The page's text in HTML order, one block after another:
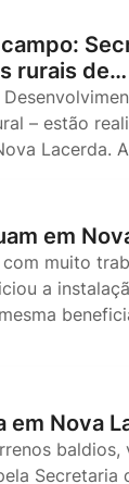
rurais de…
– estão
Lacerda.
em
muito
a
em Nova